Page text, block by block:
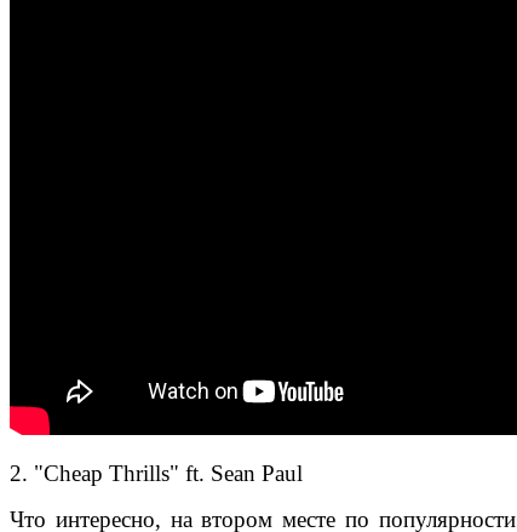
2. "Cheap Thrills" ft. Sean Paul
Что интересно, на втором месте по